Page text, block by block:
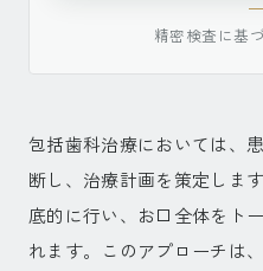
精密検査に基
包括歯科治療においては、
断し、治療計画を策定しま
底的に行い、お口全体をト
れます。このアプローチは